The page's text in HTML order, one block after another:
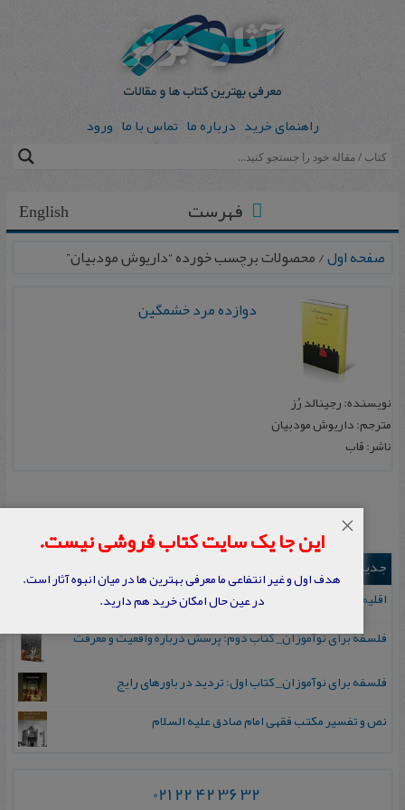
راهنمای خرید درباره ما تماس با ما ورود
English فهرست
صفحه اول/ محصولات برچسب خورده “داریوش مودبیان”
دوازده مرد خشمگین
نویسنده: رجینالد رُز
مترجم: داریوش مودبیان
ناشر: قاب
جدیدترین ها
اقلیم مورخان؛ مهارت‌های تاریخ ورزی علمی
فلسفه برای نوآموزان_ کتاب دوم: پرسش درباره واقعیت و معرفت
فلسفه برای نوآموزان_ کتاب اول: تردید در باورهای رایج
نص و تفسیر مکتب فقهی امام صادق علیه السلام
021 22 42 36 32
این جا یک سایت کتاب فروشی نیست.
هدف اول و غیر انتفاعی ما معرفی بهترین ها در میان انبوه آثار است.
در عین حال امکان خرید هم دارید.
×